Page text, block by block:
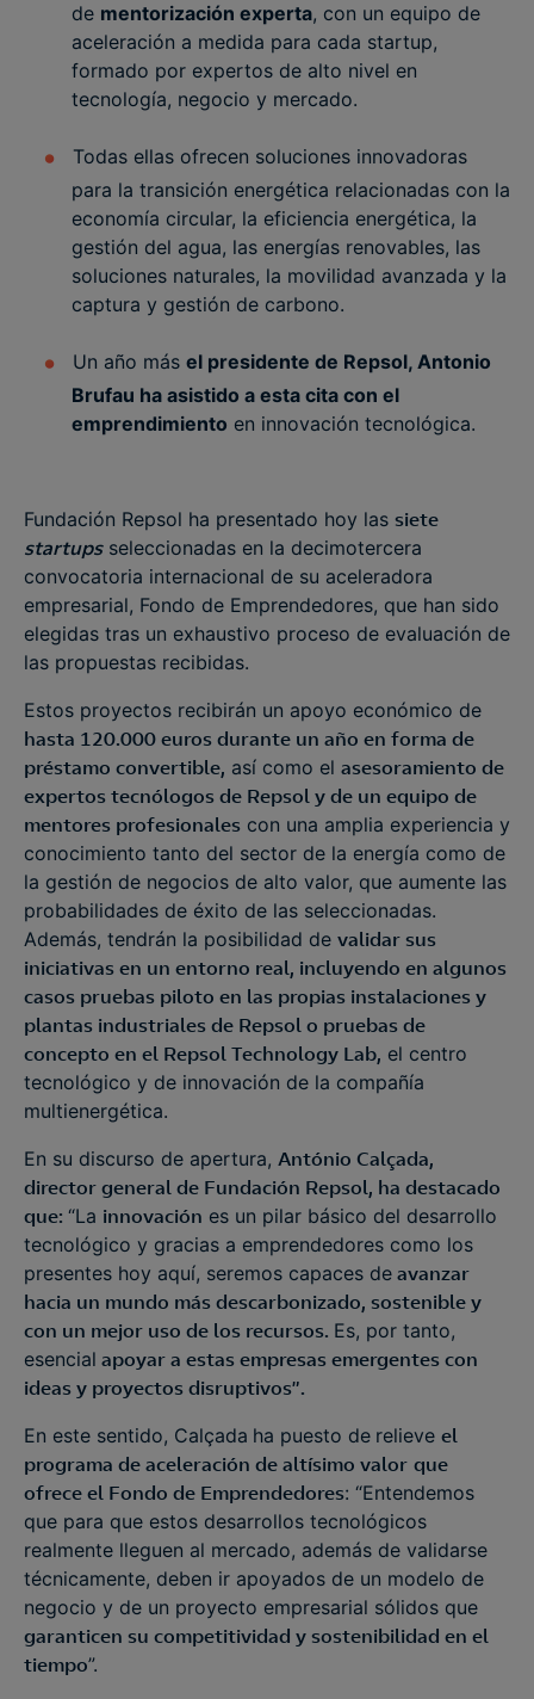
de mentorización experta, con un equipo de
aceleración a medida para cada startup,
formado por expertos de alto nivel en
tecnología, negocio y mercado.
Todas ellas ofrecen soluciones innovadoras
para la transición energética relacionadas con la
economía circular, la eficiencia energética, la
gestión del agua, las energías renovables, las
soluciones naturales, la movilidad avanzada y la
captura y gestión de carbono.
Un año más el presidente de Repsol, Antonio
Brufau ha asistido a esta cita con el
emprendimiento en innovación tecnológica.
Fundación Repsol ha presentado hoy las siete
startupsseleccionadas en la decimotercera
convocatoria internacional de su aceleradora
empresarial, Fondo de Emprendedores, que han sido
elegidas tras un exhaustivo proceso de evaluación de
las propuestas recibidas.
Estos proyectos recibirán un apoyo económico de
hasta 120.000 euros durante un año en forma de
préstamo convertible, así como el asesoramiento de
expertos tecnólogos de Repsol y de un equipo de
mentores profesionales con una amplia experiencia y
conocimiento tanto del sector de la energía como de
la gestión de negocios de alto valor, que aumente las
probabilidades de éxito de las seleccionadas.
Además, tendrán la posibilidad de validar sus
iniciativas en un entorno real, incluyendo en algunos
casos pruebas piloto en las propias instalaciones y
plantas industriales de Repsol o pruebas de
concepto en el Repsol Technology Lab, el centro
tecnológico y de innovación de la compañía
multienergética.
En su discurso de apertura, António Calçada,
director general de Fundación Repsol, ha destacado
que: “La innovación es un pilar básico del desarrollo
tecnológico y gracias a emprendedores como los
presentes hoy aquí, seremos capaces de avanzar
hacia un mundo más descarbonizado, sostenible y
con un mejor uso de los recursos. Es, por tanto,
esencial apoyar a estas empresas emergentes con
ideas y proyectos disruptivos”.
En este sentido, Calçada ha puesto de relieve el
programa de aceleración de altísimo valor que
ofrece el Fondo de Emprendedores: “Entendemos
que para que estos desarrollos tecnológicos
realmente lleguen al mercado, además de validarse
técnicamente, deben ir apoyados de un modelo de
negocio y de un proyecto empresarial sólidos que
garanticen su competitividad y sostenibilidad en el
tiempo”.